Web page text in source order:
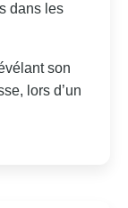
dans les
son
lors d’un